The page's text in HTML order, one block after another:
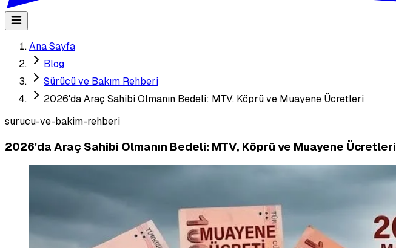
Ana Sayfa
Blog
Sürücü ve Bakım Rehberi
2026'da Araç Sahibi Olmanın Bedeli: MTV, Köprü ve Muayene Ücretleri
surucu-ve-bakim-rehberi
2026'da Araç Sahibi Olmanın Bedeli: MTV, Köprü ve Muayene Ücretleri